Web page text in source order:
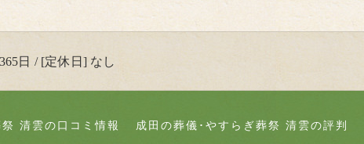
日 / [定休日] なし
清雲の口コミ情報 成田の葬儀･やすらぎ葬祭 清雲の評判